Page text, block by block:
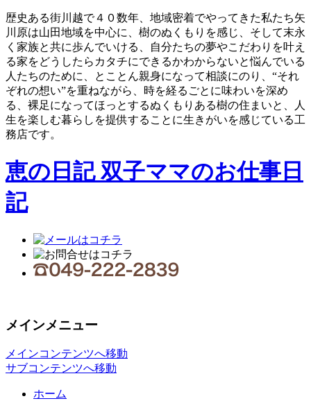
歴史ある街川越で４０数年、地域密着でやってきた私たち矢
川原は山田地域を中心に、樹のぬくもりを感じ、そして末永
く家族と共に歩んでいける、自分たちの夢やこだわりを叶え
る家をどうしたらカタチにできるかわからないと悩んでいる
人たちのために、とことん親身になって相談にのり、“それ
ぞれの想い”を重ねながら、時を経るごとに味わいを深め
る、裸足になってほっとするぬくもりある樹の住まいと、人
生を楽しむ暮らしを提供することに生きがいを感じている工
務店です。
恵の日記 双子ママのお仕事日
記
メインメニュー
メインコンテンツへ移動
サブコンテンツへ移動
ホーム